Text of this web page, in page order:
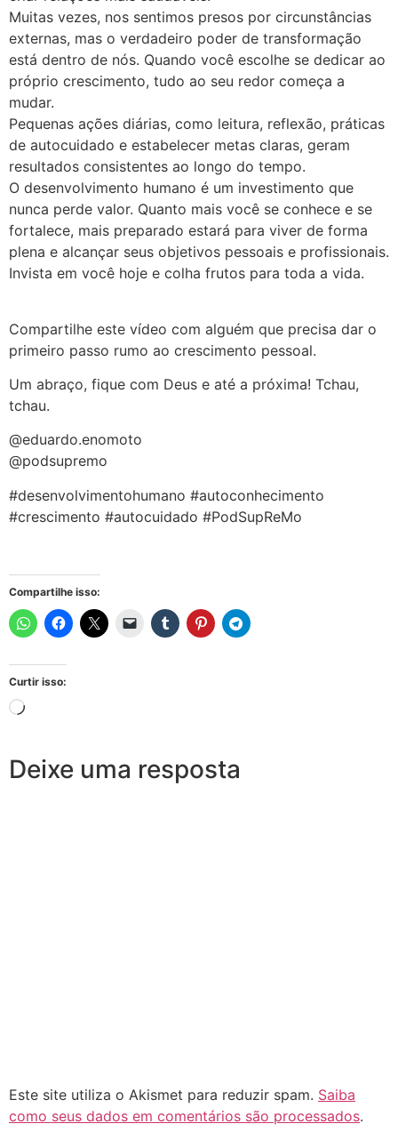
Muitas vezes, nos sentimos presos por circunstâncias
externas, mas o verdadeiro poder de transformação
está dentro de nós. Quando você escolhe se dedicar ao
próprio crescimento, tudo ao seu redor começa a
mudar.
Pequenas ações diárias, como leitura, reflexão, práticas
de autocuidado e estabelecer metas claras, geram
resultados consistentes ao longo do tempo.
O desenvolvimento humano é um investimento que
nunca perde valor. Quanto mais você se conhece e se
fortalece, mais preparado estará para viver de forma
plena e alcançar seus objetivos pessoais e profissionais.
Invista em você hoje e colha frutos para toda a vida.
Compartilhe este vídeo com alguém que precisa dar o
primeiro passo rumo ao crescimento pessoal.
Um abraço, fique com Deus e até a próxima! Tchau,
tchau.
@eduardo.enomoto
@podsupremo
#desenvolvimentohumano #autoconhecimento
#crescimento #autocuidado #PodSupReMo
Compartilhe isso:
Curtir isso:
Deixe uma resposta
Este site utiliza o Akismet para reduzir spam. Saiba
como seus dados em comentários são processados.